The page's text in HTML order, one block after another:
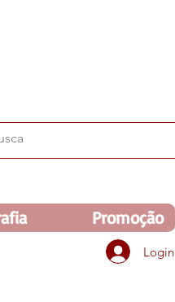
Promoção
Login